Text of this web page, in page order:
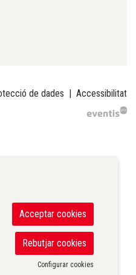
de dades Accessibilitat
Acceptar cookies
Rebutjar cookies
Configurar cookies